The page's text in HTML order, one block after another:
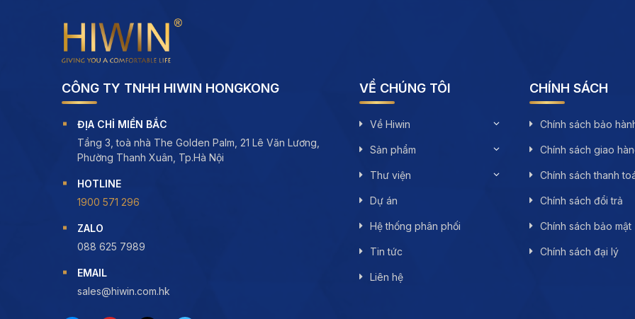
CÔNG TY TNHH HIWIN HONGKONG
ĐỊA CHỈ MIỀN BẮC
Tầng 3, toà nhà The Golden Palm, 21 Lê Văn Lương,
Phường Thanh Xuân, Tp.Hà Nội
HOTLINE
1900 571 296
ZALO
088 625 7989
EMAIL
sales@hiwin.com.hk
VỀ CHÚNG TÔI
Về Hiwin
Sản phẩm
Thư viện
Dự án
Hệ thống phân phối
Tin tức
Liên hệ
CHÍNH SÁCH
Chính sách bảo
Chính sách giao
Chính sách thanh
Chính sách đổi trả
Chính sách bảo mật
Chính sách đại lý